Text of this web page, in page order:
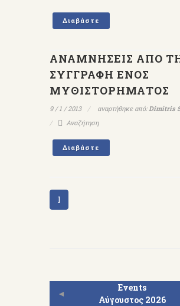
Διαβάστε
ΑΝΑΜΝΗΣΕΙΣ ΑΠΟ
ΣΥΓΓΡΑΦΗ ΕΝΟΣ
ΜΥΘΙΣΤΟΡΗΜΑΤΟΣ
9 / 1 / 2013 αναρτήθηκε από:Dimitris
Αναζήτηση
Διαβάστε
1
◄
Events
Αύγουστος 2026